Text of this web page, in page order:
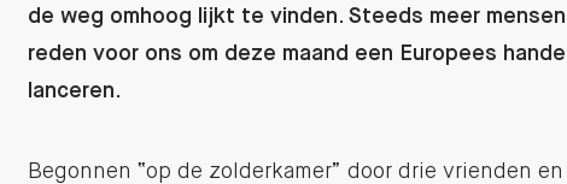
de weg omhoog lijkt te vinden. Steeds meer
reden voor ons om deze maand een Europees
lanceren.
Begonnen “op de zolderkamer” door drie vrienden